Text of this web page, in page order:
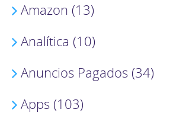
Amazon (13)
Analítica (10)
Anuncios Pagados (34)
Apps (103)